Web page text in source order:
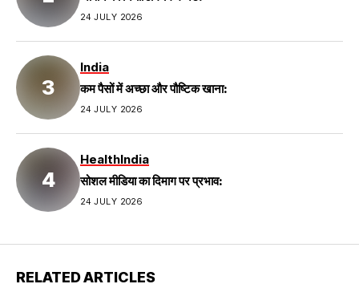
24 JULY 2026
India
कम पैसों में अच्छा और पौष्टिक खाना:
24 JULY 2026
HealthIndia
सोशल मीडिया का दिमाग पर प्रभाव:
24 JULY 2026
RELATED ARTICLES